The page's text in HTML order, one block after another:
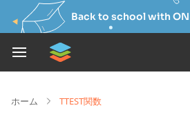
Back to school with
ホーム TTEST関数